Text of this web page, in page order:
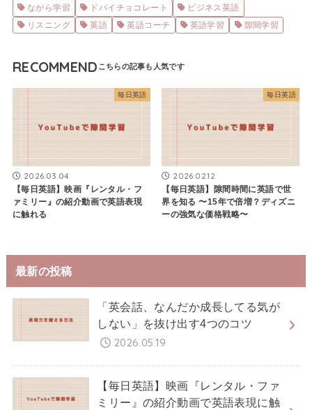
ながら学習 ドバイチョコレート
ビジネス英語
リスニング
英語 英語コーチ 英語学習 隙間学習
RECOMMEND
毎日英語
2026.03.04
【毎日英語】映画『レンタル・フ
ァミリー』の紹介動画で英語表現
に触れる
毎日英語
2026.02.12
【毎日英語】隙間時間に英語で世
界を知る 〜15年で倍増？ディズニ
ーの強気な価格戦略〜
最新の投稿
「英会話、なんだか成長してる気が
しない」を抜け出す4つのコツ
2026.05.19
【毎日英語】映画『レンタル・ファ
ミリー』の紹介動画で英語表現に触